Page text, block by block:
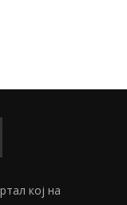
кој на